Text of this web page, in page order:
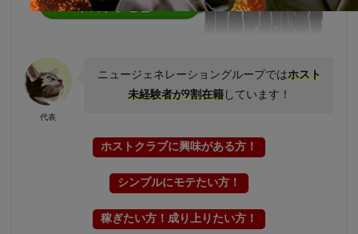
代表
ニュージェネレーショングループではホスト
未経験者が9割在籍しています！
ホストクラブに興味がある方！
シンプルにモテたい方！
稼ぎたい方！成り上りたい方！